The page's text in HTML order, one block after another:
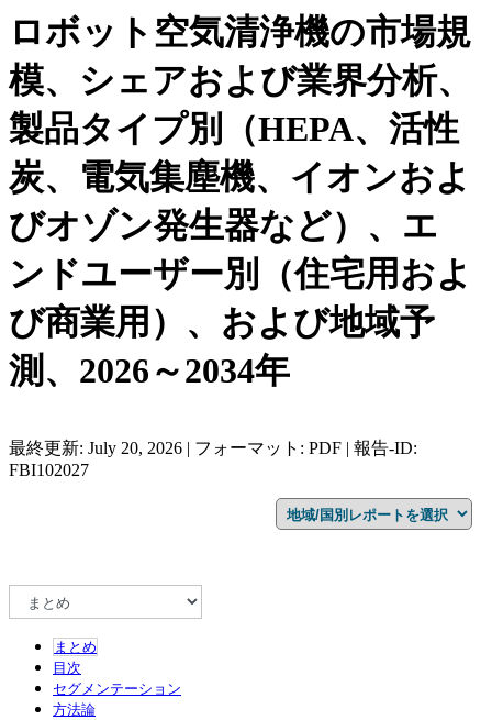
ロボット空気清浄機の市場規
模、シェアおよび業界分析、
製品タイプ別（HEPA、活性
炭、電気集塵機、イオンおよ
びオゾン発生器など）、エ
ンドユーザー別（住宅用およ
び商業用）、および地域予
測、2026～2034年
最終更新: July 20, 2026 | フォーマット: PDF | 報告-ID:
FBI102027
まとめ
目次
セグメンテーション
方法論